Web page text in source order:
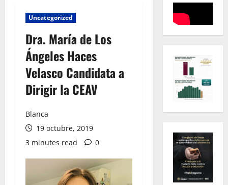
Uncategorized
Dra. María de Los
Ángeles Haces
Velasco Candidata a
Dirigir la CEAV
Blanca
19 octubre, 2019
3 minutes read
0